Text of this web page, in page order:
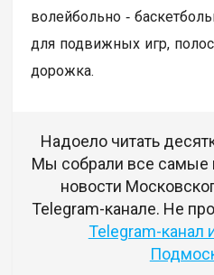
волейбольно ‑
для подвижных игр,
дорожка.
Надоело читать
Мы собрали все самые
новости
Telegram-канале. Не
Telegram-канал